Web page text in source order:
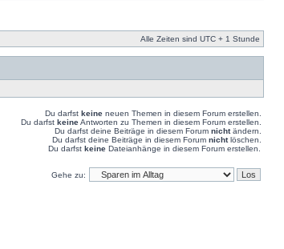
Alle Zeiten sind UTC + 1 Stunde
Du darfst keine neuen Themen in diesem Forum erstellen.
Du darfst keineAntworten zu Themen in diesem Forum erstellen.
Du darfst deine Beiträge in diesem Forum nichtändern.
Du darfst deine Beiträge in diesem Forum nichtlöschen.
Du darfst keine Dateianhänge in diesem Forum erstellen.
Gehe zu: